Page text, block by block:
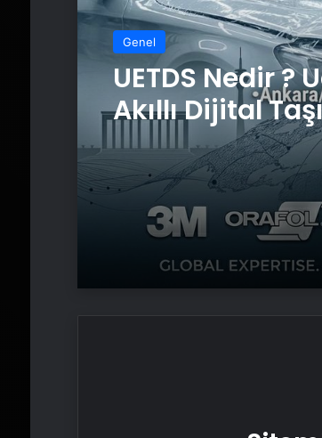
Genel
UETDS Nedir ?
Akıllı Dijital
Yazılımı